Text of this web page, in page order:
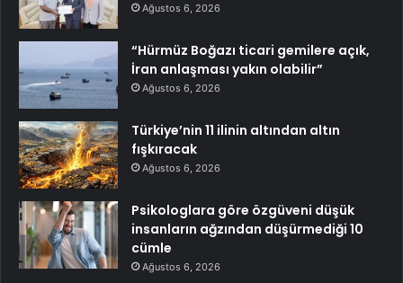
Ağustos 6, 2026
“Hürmüz Boğazı ticari gemilere açık,
İran anlaşması yakın olabilir”
Ağustos 6, 2026
Türkiye’nin 11 ilinin altından altın
fışkıracak
Ağustos 6, 2026
Psikologlara göre özgüveni düşük
insanların ağzından düşürmediği 10
cümle
Ağustos 6, 2026